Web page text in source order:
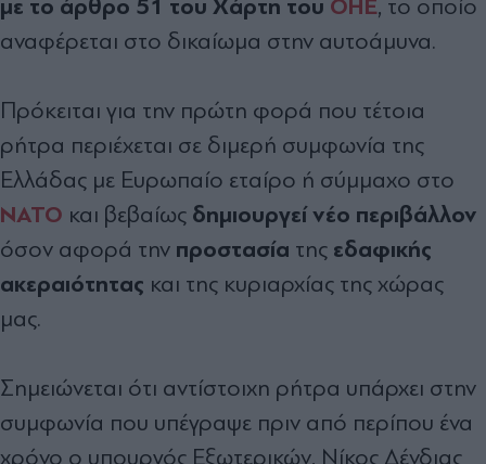
με το άρθρο 51 του Χάρτη του ΟΗΕ, το οποίο
αναφέρεται στο δικαίωμα στην αυτοάμυνα.
Πρόκειται για την πρώτη φορά που τέτοια
ρήτρα περιέχεται σε διμερή συμφωνία της
Ελλάδας με Ευρωπαίο εταίρο ή σύμμαχο στο
ΝΑΤΟ και βεβαίως δημιουργεί νέο περιβάλλον
όσον αφορά την προστασία της εδαφικής
ακεραιότητας και της κυριαρχίας της χώρας
μας.
Σημειώνεται ότι αντίστοιχη ρήτρα υπάρχει στην
συμφωνία που υπέγραψε πριν από περίπου ένα
χρόνο ο υπουργός Εξωτερικών, Νίκος Δένδιας